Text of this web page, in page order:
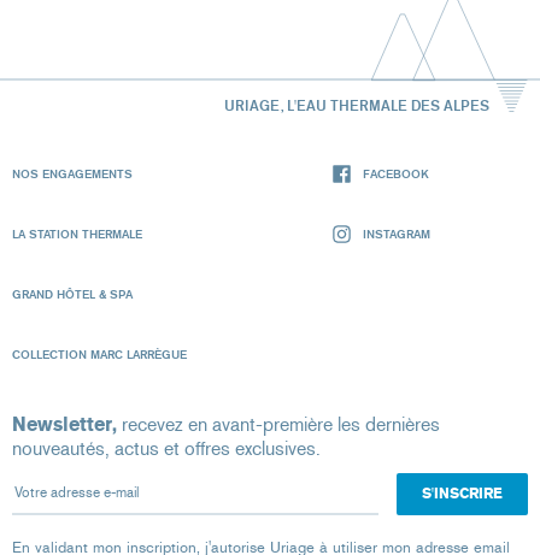
URIAGE, L'EAU THERMALE DES ALPES
NOS ENGAGEMENTS
LA STATION THERMALE
GRAND HÔTEL & SPA
COLLECTION MARC LARRÈGUE
FACEBOOK
INSTAGRAM
Newsletter, recevez en avant-première les dernières
nouveautés, actus et offres exclusives.
Votre adresse e-mail
En validant mon inscription, j'autorise Uriage à utiliser mon adresse email